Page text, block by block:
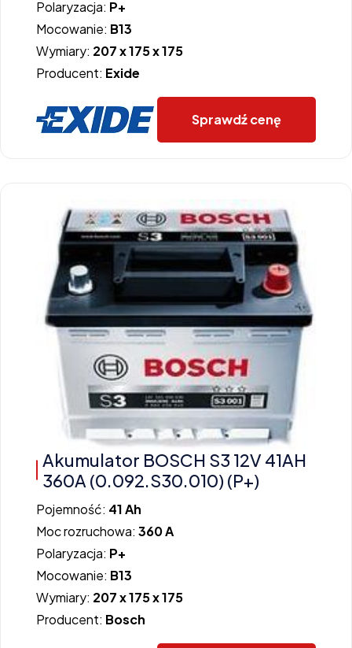
Polaryzacja: P+
Mocowanie: B13
Wymiary: 207 x 175 x 175
Producent: Exide
Sprawdź cenę
Akumulator BOSCH S3 12V 41AH
360A (0.092.S30.010) (P+)
Pojemność: 41 Ah
Moc rozruchowa: 360 A
Polaryzacja: P+
Mocowanie: B13
Wymiary: 207 x 175 x 175
Producent: Bosch